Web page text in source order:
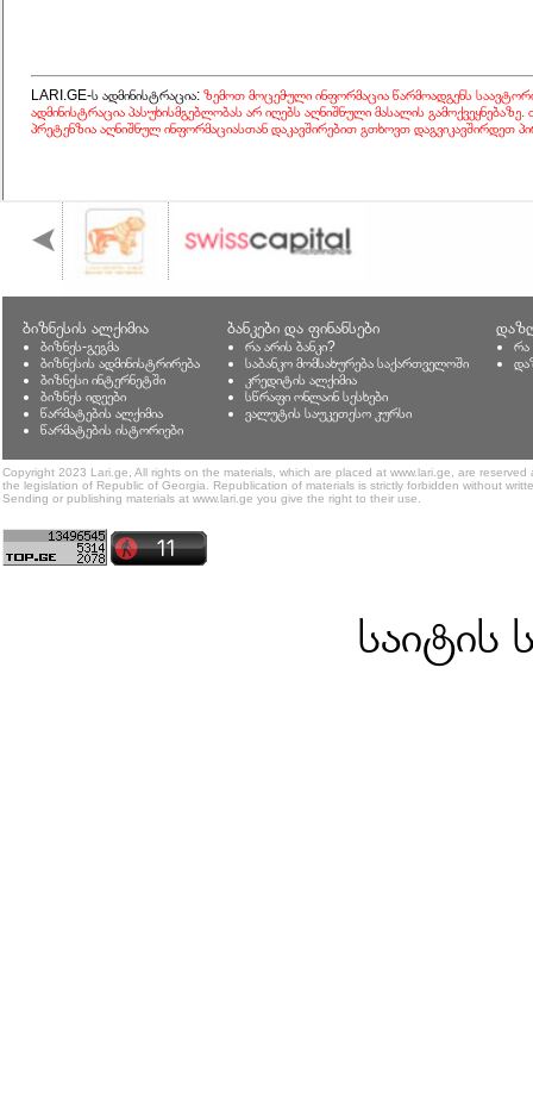
LARI.GE-ს ადმინისტრაცია: ზემოთ მოცემული ინფორმაცია წარმოადგენს
ადმინისტრაცია პასუხისმგებლობას არ იღებს აღნიშნული მასალის
პრეტენზია აღნიშნულ ინფორმაციასთან დაკავშირებით გთხოვთ დაგვიკავშირდეთ
ბიზნესის ალქიმია
ბიზნეს-გეგმა
ბიზნესის ადმინისტრირება
ბიზნესი ინტერნეტში
ბიზნეს იდეები
წარმატების ალქიმია
წარმატების ისტორიები
ბანკები და ფინანსები
რა არის ბანკი?
საბანკო მომსახურება საქართველოში
კრედიტის ალქიმია
სწრაფი ონლაინ სესხები
ვალუტის საუკეთესო კურსი
რა
Copyright 2023 Lari.ge, All rights on the materials, which are placed at www.lari.ge, are
the legislation of Republic of Georgia. Republication of materials is strictly forbidden without
Sending or publishing materials at www.lari.ge you give the right to their use.
საიტის